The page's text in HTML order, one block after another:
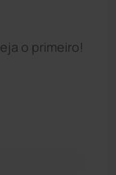
o primeiro!